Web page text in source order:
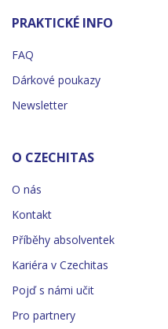
PRAKTICKÉ INFO
FAQ
Dárkové poukazy
Newsletter
O CZECHITAS
O nás
Kontakt
Příběhy absolventek
Kariéra v Czechitas
Pojď s námi učit
Pro partnery